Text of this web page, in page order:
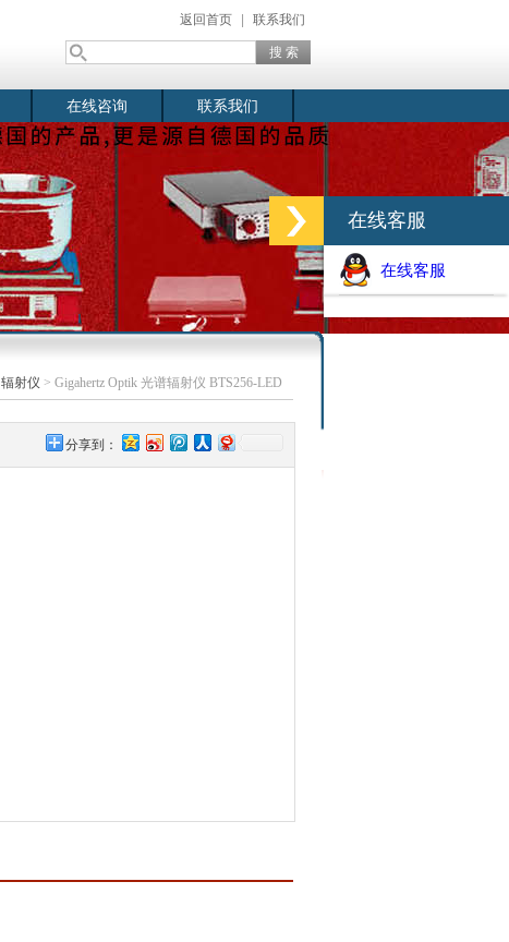
返回首页 联系我们
在线咨询 联系我们
辐射仪 > Gigahertz Optik 光谱辐射仪 BTS256-LED
分享到：
在线客服
在线客服